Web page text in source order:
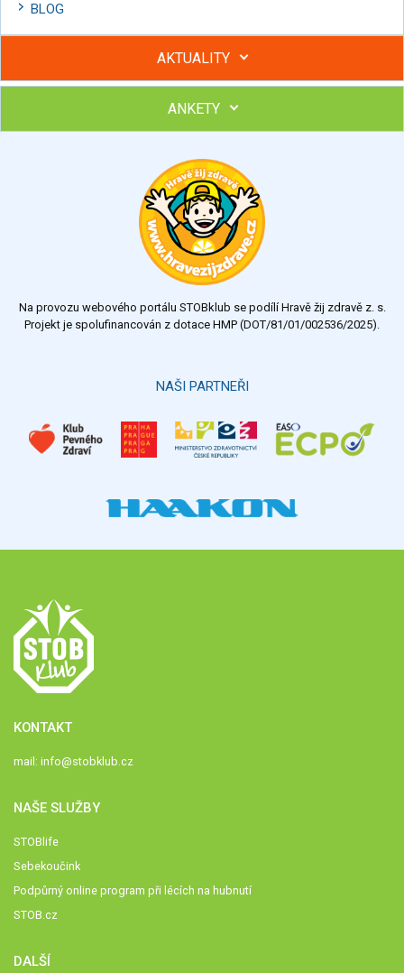
BLOG
AKTUALITY
Hubněte s podporou lektorky a skupiny v kurzech STOBu
Chcete poradit s hubnutím? Najděte si odborníka STOBu ve
ANKETY
Výsledky Všechny ankety
Na provozu webového portálu STOBklub se podílí Hravě žij zdravě z. s.
Projekt je spolufinancován z dotace HMP (DOT/81/01/002536/2025).
NAŠI PARTNEŘI
KONTAKT
mail: info@stobklub.cz
NAŠE SLUŽBY
STOBlife
Sebekoučink
Podpůrný online program při lécích na hubnutí
STOB.cz
DALŠÍ